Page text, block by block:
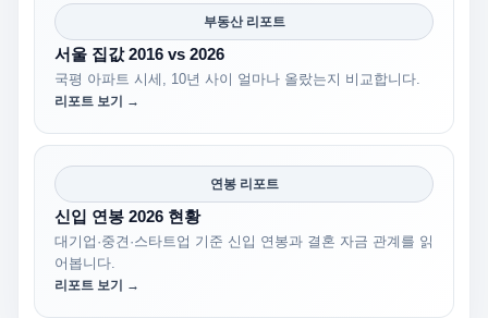
부동산 리포트
서울 집값 2016 vs 2026
국평 아파트 시세, 10년 사이 얼마나 올랐는지 비교합니다.
리포트 보기 →
연봉 리포트
신입 연봉 2026 현황
대기업·중견·스타트업 기준 신입 연봉과 결혼 자금 관계를 읽
어봅니다.
리포트 보기 →